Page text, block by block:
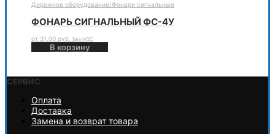
Дорожное оборудование/Фонари сигнальные
ФОНАРЬ СИГНАЛЬНЫЙ ФС-4У
от 31.00 руб. Без НДС
В корзину
СЕРВИС
Оплата
Доставка
Замена и возврат товара